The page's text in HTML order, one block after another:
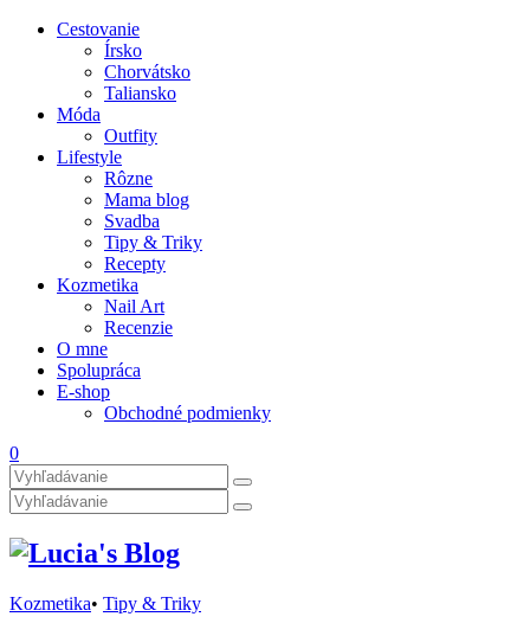
Cestovanie
Írsko
Chorvátsko
Taliansko
Móda
Outfity
Lifestyle
Rôzne
Mama blog
Svadba
Tipy & Triky
Recepty
Kozmetika
Nail Art
Recenzie
O mne
Spolupráca
E-shop
Obchodné podmienky
0
Kozmetika• Tipy & Triky